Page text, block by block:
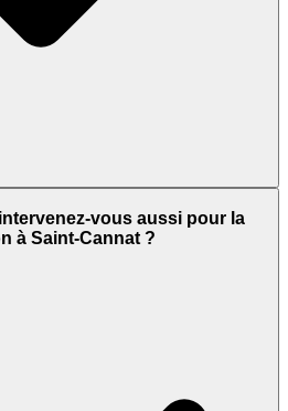
vous aussi pour la
à Saint-Cannat ?